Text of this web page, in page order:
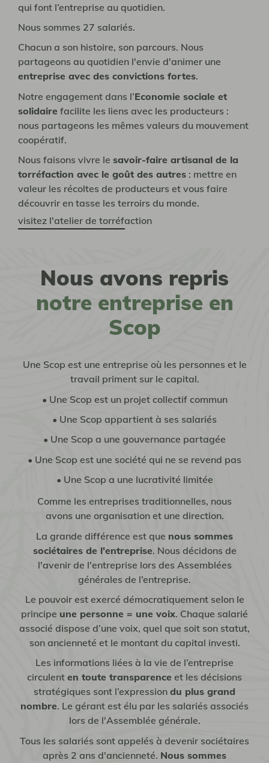
qui font l’entreprise au quotidien.
Nous sommes 27 salariés.
Chacun a son histoire, son parcours. Nous
partageons au quotidien l'envie d'animer une
entreprise avec des convictions fortes.
Notre engagement dans l’Economie sociale et
solidaire facilite les liens avec les producteurs :
nous partageons les mêmes valeurs du mouvement
coopératif.
Nous faisons vivre le savoir-faire artisanal de la
torréfaction avec le goût des autres : mettre en
valeur les récoltes de producteurs et vous faire
découvrir en tasse les terroirs du monde.
visitez l'atelier de torréfaction
Nous avons repris
notre entreprise en
Scop
Une Scop est une entreprise où les personnes et le
travail priment sur le capital.
• Une Scop est un projet collectif commun
• Une Scop appartient à ses salariés
• Une Scop a une gouvernance partagée
• Une Scop est une société qui ne se revend pas
• Une Scop a une lucrativité limitée
Comme les entreprises traditionnelles, nous
avons une organisation et une direction.
La grande différence est que nous sommes
sociétaires de l'entreprise. Nous décidons de
l'avenir de l'entreprise lors des Assemblées
générales de l’entreprise.
Le pouvoir est exercé démocratiquement selon le
principe une personne = une voix. Chaque salarié
associé dispose d’une voix, quel que soit son statut,
son ancienneté et le montant du capital investi.
Les informations liées à la vie de l’entreprise
circulent en toute transparence et les décisions
stratégiques sont l’expression du plus grand
nombre. Le gérant est élu par les salariés associés
lors de l'Assemblée générale.
Tous les salariés sont appelés à devenir sociétaires
après 2 ans d'ancienneté. Nous sommes